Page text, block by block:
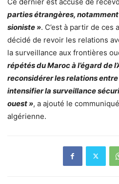
parties étrangères, notamment
sioniste ». C’est à partir de ces
décidé de revoir les relations
la surveillance aux frontières
répétés du Maroc à l’égard de
reconsidérer les relations
intensifier la surveillance
ouest », a ajouté le
algérienne.